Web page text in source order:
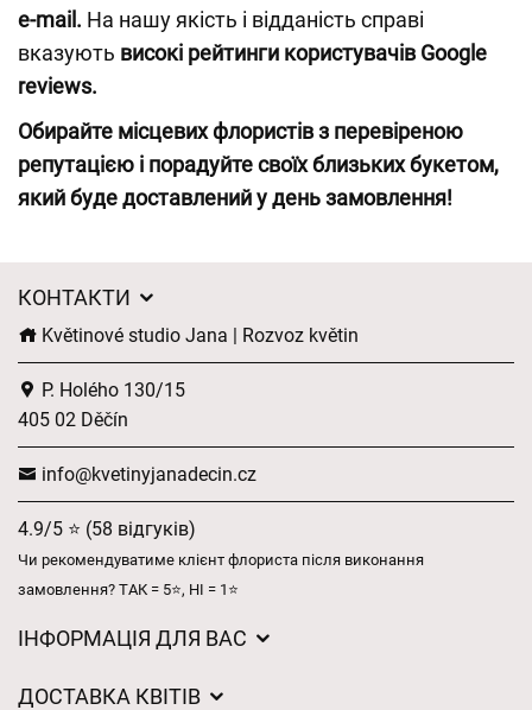
e-mail. На нашу якість і відданість справі
вказують високі рейтинги користувачів Google
reviews.
Обирайте місцевих флористів з перевіреною
репутацією і порадуйте своїх близьких букетом,
який буде доставлений у день замовлення!
КОНТАКТИ
Květinové studio Jana | Rozvoz květin
P. Holého 130/15
405 02 Děčín
info@kvetinyjanadecin.cz
4.9/5 ⭐ (58 відгуків)
Чи рекомендуватиме клієнт флориста після виконання
замовлення? ТАК = 5⭐, НІ = 1⭐
ІНФОРМАЦІЯ ДЛЯ ВАС
ДОСТАВКА КВІТІВ